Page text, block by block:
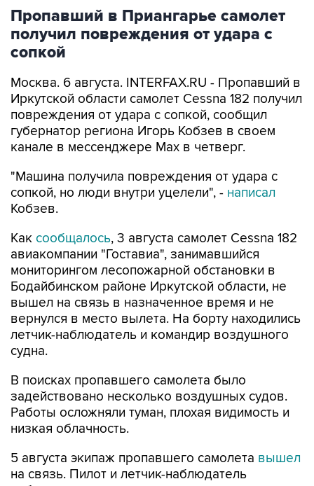
Пропавший в Приангарье самолет
получил повреждения от удара с
сопкой
Москва. 6 августа. INTERFAX.RU - Пропавший в
Иркутской области самолет Cessna 182 получил
повреждения от удара с сопкой, сообщил
губернатор региона Игорь Кобзев в своем
канале в мессенджере Мах в четверг.
"Машина получила повреждения от удара с
сопкой, но люди внутри уцелели", - написал
Кобзев.
Как сообщалось, 3 августа самолет Cessna 182
авиакомпании "Гоставиа", занимавшийся
мониторингом лесопожарной обстановки в
Бодайбинском районе Иркутской области, не
вышел на связь в назначенное время и не
вернулся в место вылета. На борту находились
летчик-наблюдатель и командир воздушного
судна.
В поисках пропавшего самолета было
задействовано несколько воздушных судов.
Работы осложняли туман, плохая видимость и
низкая облачность.
5 августа экипаж пропавшего самолета вышел
на связь. Пилот и летчик-наблюдатель